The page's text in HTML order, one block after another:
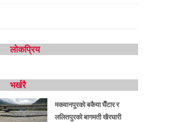
लोकप्रिय
भर्खरै
मकवानपुरको बकैया घैँटार र
ललितपुरको बागमती खैरघारी